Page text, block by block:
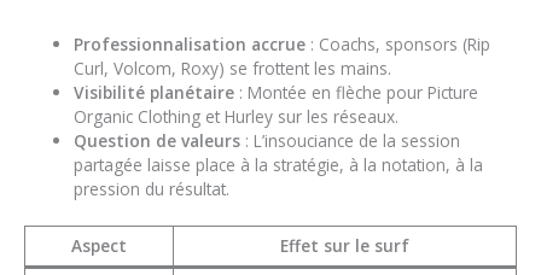
Professionnalisation accrue : Coachs, sponsors (Rip
Curl, Volcom, Roxy) se frottent les mains.
Visibilité planétaire : Montée en flèche pour Picture
Organic Clothing et Hurley sur les réseaux.
Question de valeurs : L’insouciance de la session
partagée laisse place à la stratégie, à la notation, à la
pression du résultat.
Aspect Effet sur le surf